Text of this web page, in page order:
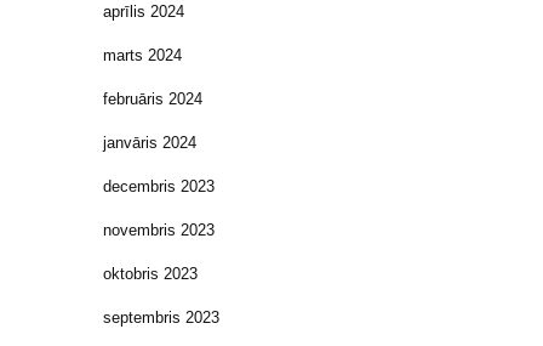
aprīlis 2024
marts 2024
februāris 2024
janvāris 2024
decembris 2023
novembris 2023
oktobris 2023
septembris 2023